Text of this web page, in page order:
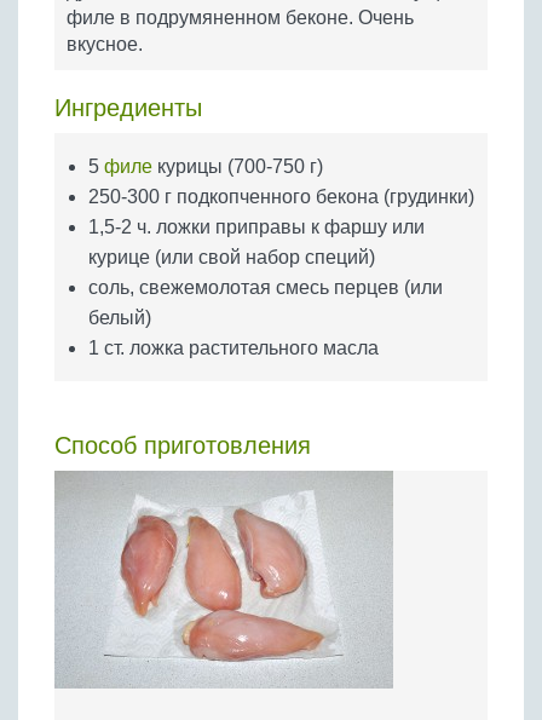
Бобовые
Яйца
филе в подрумяненном беконе. Очень
вкусное.
Ингредиенты
5 филе курицы (700-750 г)
250-300 г подкопченного бекона (грудинки)
1,5-2 ч. ложки приправы к фаршу или
курице (или свой набор специй)
соль, свежемолотая смесь перцев (или
белый)
1 ст. ложка растительного масла
Способ приготовления